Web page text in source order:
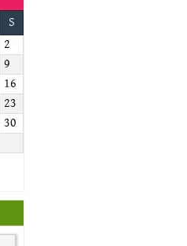
S
2
9
16
23
30